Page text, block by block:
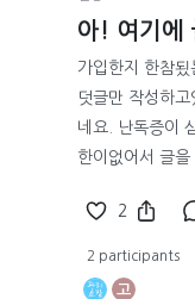
아! 여기에
가입한지 한참
덧글만 작성하
네요. 난독증이
한이없어서 글을
2
2 participants
고